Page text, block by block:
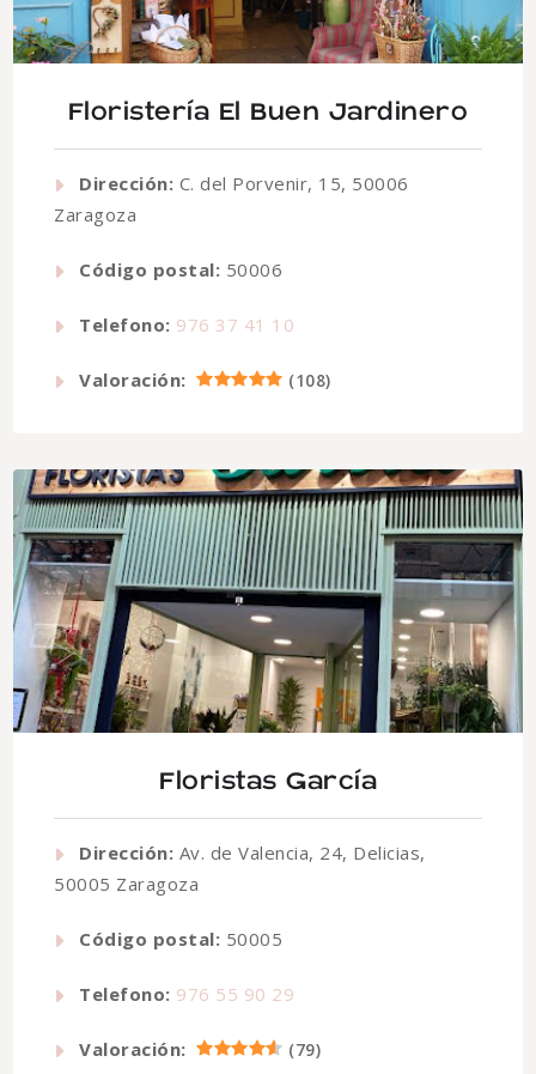
Floristería El Buen Jardinero
Dirección: C. del Porvenir, 15, 50006
Zaragoza
Código postal: 50006
Telefono: 976 37 41 10
Valoración: (108)
Floristas García
Dirección: Av. de Valencia, 24, Delicias,
50005 Zaragoza
Código postal: 50005
Telefono: 976 55 90 29
Valoración: (79)